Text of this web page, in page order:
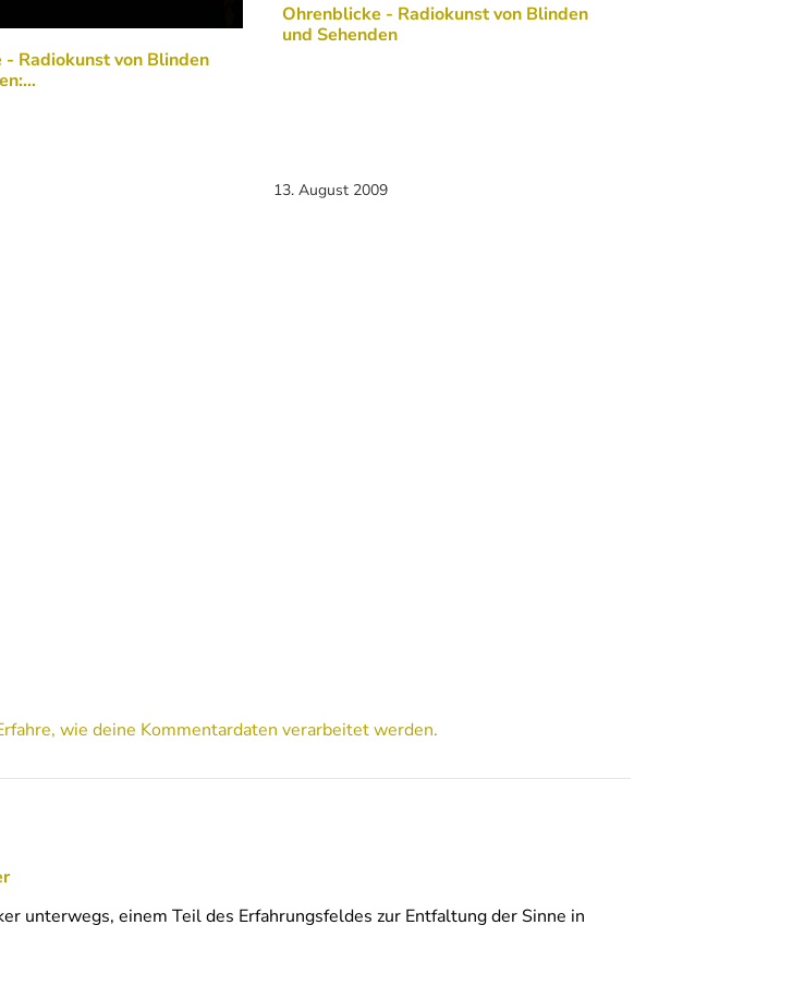
Radiokunst von Blinden
Ohrenblicke - Radiokunst von Blinden
und Sehenden
13. August 2009
wie deine Kommentardaten verarbeitet werden.
unterwegs, einem Teil des Erfahrungsfeldes zur Entfaltung der Sinne in